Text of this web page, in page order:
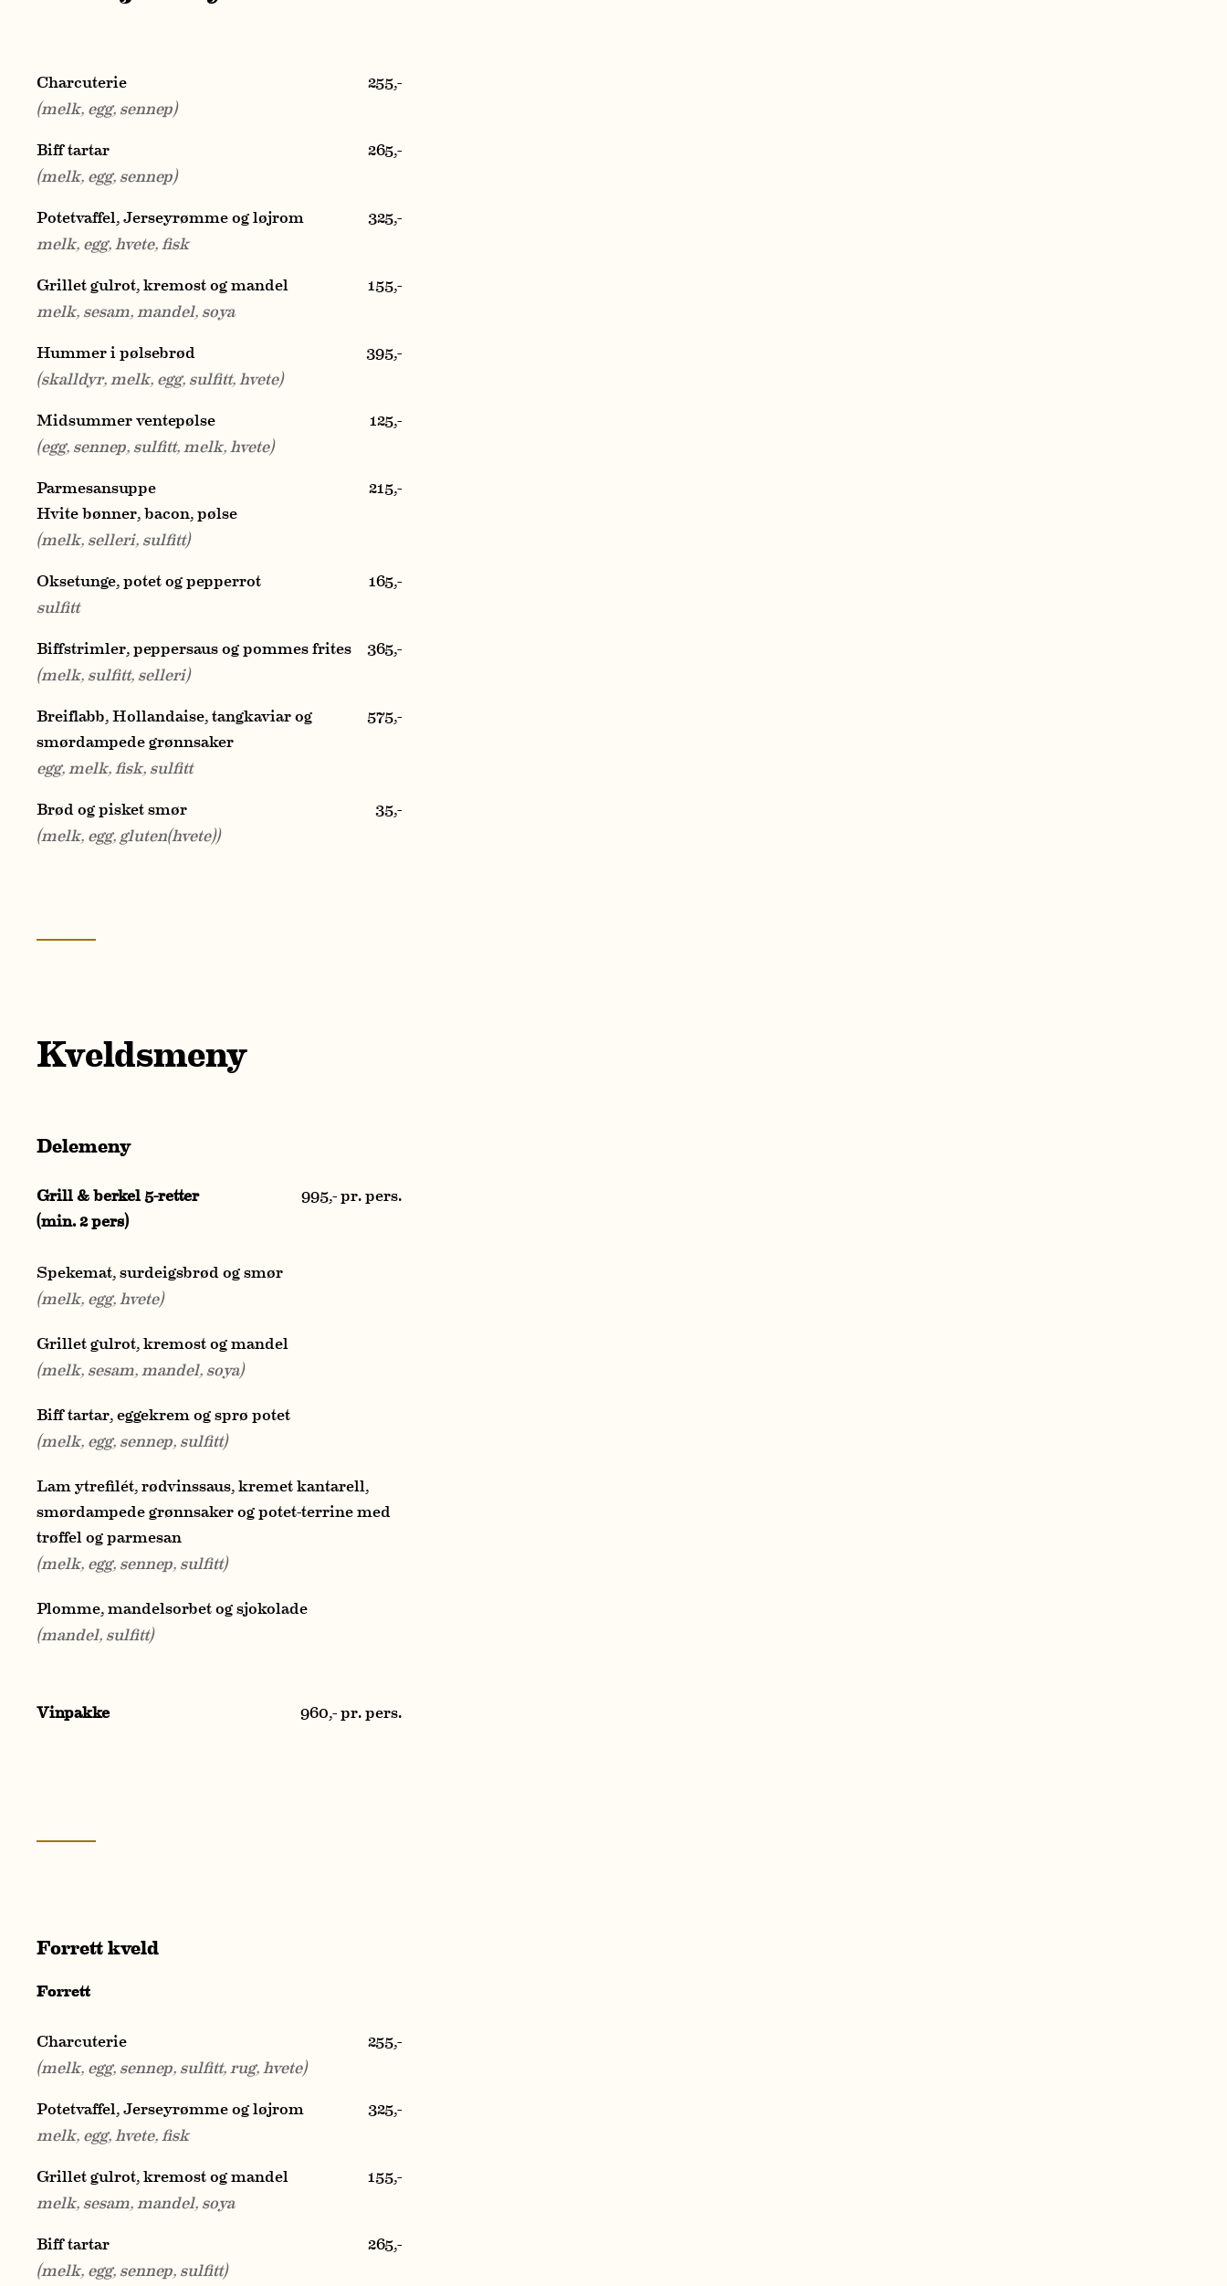
MØTE- OG
NETTBUTIKK
AKTUELT
Charcuterie 255,-
(melk, egg, sennep)
Biff tartar
265,-
(melk, egg, sennep)
Potetvaffel, Jerseyrømme og løjrom
325,-
melk, egg, hvete, fisk
Grillet gulrot, kremost og mandel
155,-
melk, sesam, mandel, soya
Hummer i pølsebrød
395,-
(skalldyr, melk, egg, sulfitt, hvete)
Midsummer ventepølse
125,-
(egg, sennep, sulfitt, melk, hvete)
Parmesansuppe
215,-
Hvite bønner, bacon, pølse
(melk, selleri, sulfitt)
Oksetunge, potet og pepperrot
165,-
sulfitt
Biffstrimler, peppersaus og pommes frites
365,-
(melk, sulfitt, selleri)
Breiflabb, Hollandaise, tangkaviar og
smørdampede grønnsaker
575,-
egg, melk, fisk, sulfitt
Brød og pisket smør
35,-
(melk, egg, gluten(hvete))
Kveldsmeny
Delemeny
Grill & berkel 5-retter
(min. 2 pers)
995,- pr. pers.
Spekemat, surdeigsbrød og smør
(melk, egg, hvete)
Grillet gulrot, kremost og mandel
(melk, sesam, mandel, soya)
Biff tartar, eggekrem og sprø potet
(melk, egg, sennep, sulfitt)
Lam ytrefilét, rødvinssaus, kremet kantarell,
smørdampede grønnsaker og potet-terrine med
trøffel og parmesan
(melk, egg, sennep, sulfitt)
Plomme, mandelsorbet og sjokolade
(mandel, sulfitt)
Vinpakke 960,- pr. pers.
Forrett kveld
Forrett
Charcuterie
255,-
(melk, egg, sennep, sulfitt, rug, hvete)
Potetvaffel, Jerseyrømme og løjrom
325,-
melk, egg, hvete, fisk
Grillet gulrot, kremost og mandel
155,-
melk, sesam, mandel, soya
Biff tartar
265,-
(melk, egg, sennep, sulfitt)